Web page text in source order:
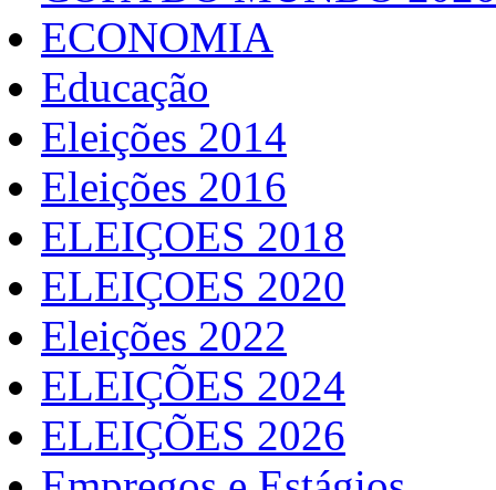
ECONOMIA
Educação
Eleições 2014
Eleições 2016
ELEIÇOES 2018
ELEIÇOES 2020
Eleições 2022
ELEIÇÕES 2024
ELEIÇÕES 2026